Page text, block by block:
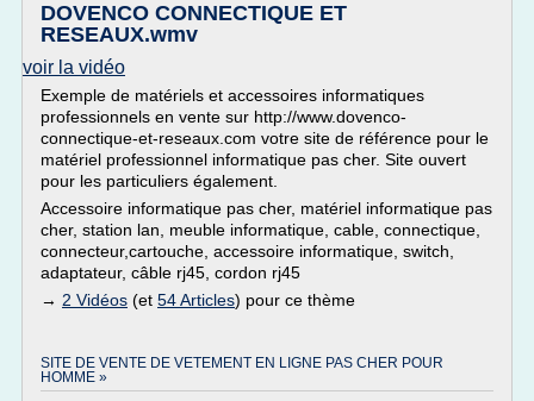
DOVENCO CONNECTIQUE ET
RESEAUX.wmv
voir la vidéo
Exemple de matériels et accessoires informatiques
professionnels en vente sur http://www.dovenco-
connectique-et-reseaux.com votre site de référence pour le
matériel professionnel informatique pas cher. Site ouvert
pour les particuliers également.
Accessoire informatique pas cher, matériel informatique pas
cher, station lan, meuble informatique, cable, connectique,
connecteur,cartouche, accessoire informatique, switch,
adaptateur, câble rj45, cordon rj45
→ 2 Vidéos (et 54 Articles) pour ce thème
SITE DE VENTE DE VETEMENT EN LIGNE PAS CHER POUR
HOMME »